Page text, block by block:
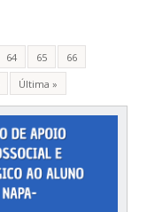
64 65
66
Última »